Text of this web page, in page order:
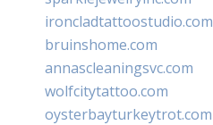
ironcladtattoostudio.com
bruinshome.com
annascleaningsvc.com
wolfcitytattoo.com
oysterbayturkeytrot.com